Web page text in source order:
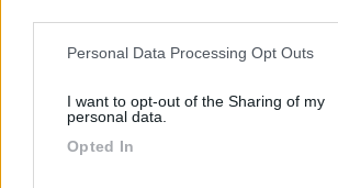
Please note that this website/app uses one
not limited to your visit or usage behaviour.
grant or deny consent to Google and its
use your data for below specified purposes
Personal Data Processing Opt Outs
I want to opt-out of the Sharing of my
personal data.
Opted In
Cerveny hradec jrkow - 192.4km